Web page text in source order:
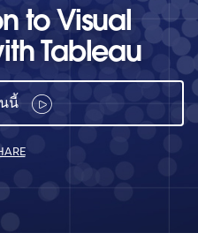
to Visual
Tableau
นี้